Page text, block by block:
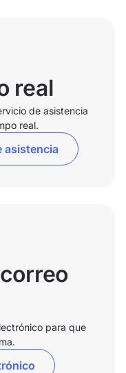
real
de asistencia
real.
asistencia
para que